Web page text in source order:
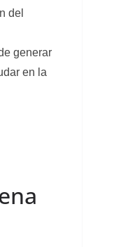
del
generar
en la